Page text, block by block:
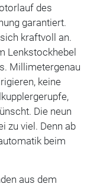
des
garantiert.
kraftvoll an.
Lenkstockhebel
Millimetergenau
keine
Die neun
zu viel. Denn ab
beim
aus dem